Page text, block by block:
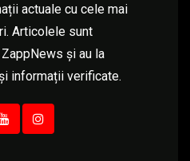
actuale cu cele mai
Articolele sunt
și au la
informații verificate.